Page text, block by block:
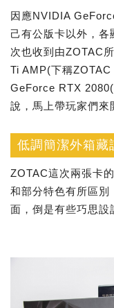
因應NVIDIA
己有公版卡以外，各
次也收到由ZOTAC
Ti AMP(下稱
GeForce RTX
說，馬上帶玩家們來
低調簡潔外箱藏
ZOTAC這次兩張卡
和部分特色有所區
面，倒是有些巧思設